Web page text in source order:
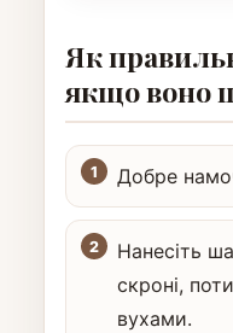
Як
якщо воно
Добре
Нанесіть
скроні,
вухами.